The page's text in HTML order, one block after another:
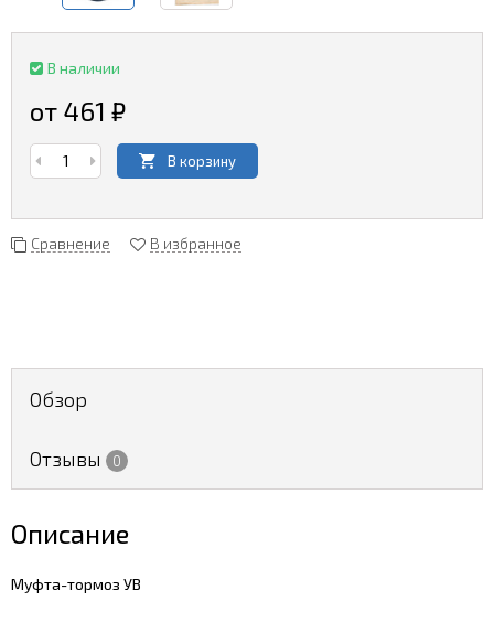
В наличии
от 461 ₽
В корзину
Сравнение В избранное
Обзор
Отзывы 0
Описание
Муфта-тормоз УВ